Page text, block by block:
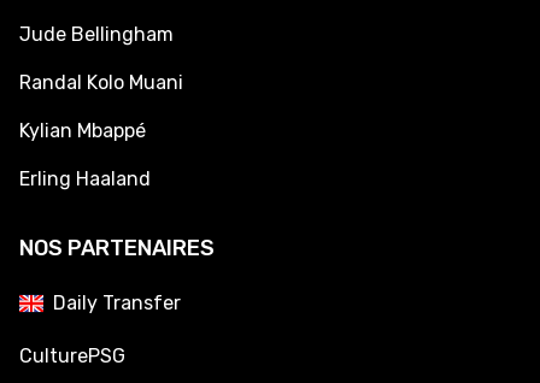
Jude Bellingham
Randal Kolo Muani
Kylian Mbappé
Erling Haaland
NOS PARTENAIRES
Daily Transfer
CulturePSG